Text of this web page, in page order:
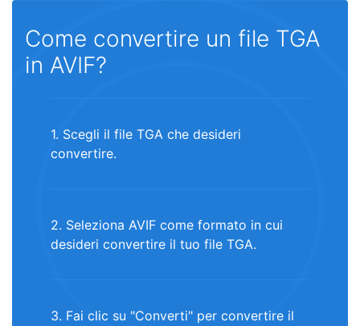
Come convertire un file TGA
in AVIF?
1. Scegli il file TGA che desideri
convertire.
2. Seleziona AVIF come formato in cui
desideri convertire il tuo file TGA.
3. Fai clic su "Converti" per convertire il